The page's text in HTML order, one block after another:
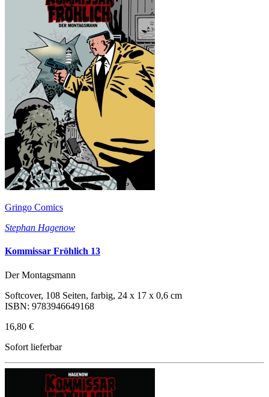
Gringo Comics
Stephan Hagenow
Kommissar Fröhlich 13
Der Montagsmann
Softcover, 108 Seiten, farbig, 24 x 17 x 0,6 cm
ISBN: 9783946649168
16,80 €
Sofort lieferbar